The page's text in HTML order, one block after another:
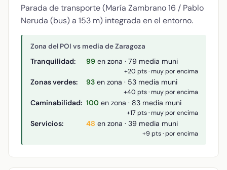
Parada de transporte (María Zambrano 16 / Pablo
Neruda (bus) a 153 m) integrada en el entorno.
Zona del POI vs media de Zaragoza
Tranquilidad: 99 en zona · 79 media muni
+20 pts · muy por encima
Zonas verdes: 93 en zona · 53 media muni
+40 pts · muy por encima
Caminabilidad: 100 en zona · 83 media muni
+17 pts · muy por encima
Servicios: 48 en zona · 39 media muni
+9 pts · por encima